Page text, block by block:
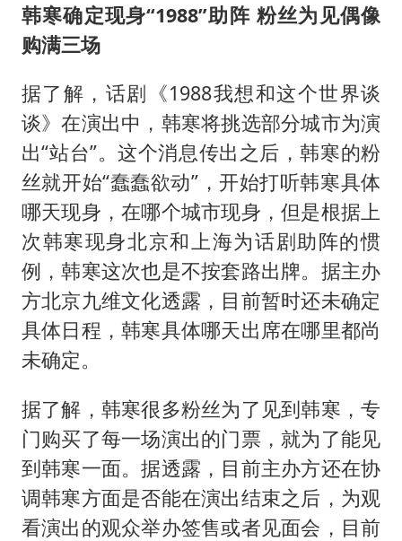
韩寒确定现身“1988”助阵 粉丝为见偶像
购满三场
据了解，话剧《1988我想和这个世界谈
谈》在演出中，韩寒将挑选部分城市为演
出“站台”。这个消息传出之后，韩寒的粉
丝就开始“蠢蠢欲动”，开始打听韩寒具体
哪天现身，在哪个城市现身，但是根据上
次韩寒现身北京和上海为话剧助阵的惯
例，韩寒这次也是不按套路出牌。据主办
方北京九维文化透露，目前暂时还未确定
具体日程，韩寒具体哪天出席在哪里都尚
未确定。
据了解，韩寒很多粉丝为了见到韩寒，专
门购买了每一场演出的门票，就为了能见
到韩寒一面。据透露，目前主办方还在协
调韩寒方面是否能在演出结束之后，为观
看演出的观众举办签售或者见面会，目前